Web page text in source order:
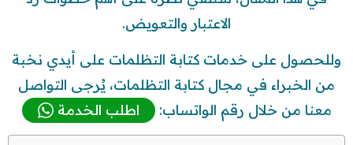
الاعتبار والتعويض.
وللحصول على خدمات كتابة التظلمات على أيدي نخبة
من الخبراء في مجال كتابة التظلمات، يُرجى التواصل
معنا من خلال رقم الواتساب:
اطلب الخدمة